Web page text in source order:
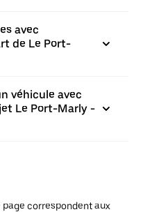
avec
de Le Port-
véhicule avec
Le Port-Marly -
correspondent aux